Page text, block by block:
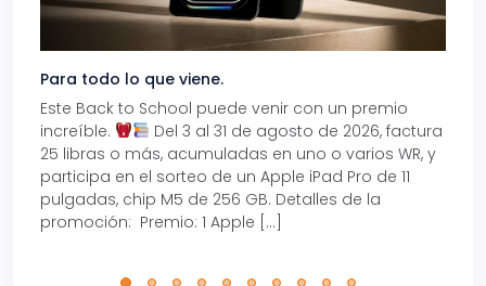
Para todo lo que viene.
Este Back to School puede venir con un premio
increíble.
Del 3 al 31 de agosto de 2026, factura
25 libras o más, acumuladas en uno o varios WR, y
participa en el sorteo de un Apple iPad Pro de 11
pulgadas, chip M5 de 256 GB. Detalles de la
promoción: Premio: 1 Apple […]